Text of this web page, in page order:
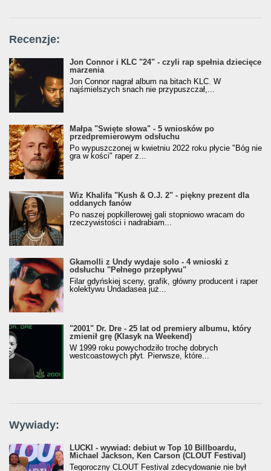
Recenzje:
Jon Connor i KLC "24" - czyli rap spełnia dziecięce
marzenia
Jon Connor nagrał album na bitach KLC. W
najśmielszych snach nie przypuszczał,...
Małpa "Święte słowa" - 5 wniosków po
przedpremierowym odsłuchu
Po wypuszczonej w kwietniu 2022 roku płycie "Bóg nie
gra w kości" raper z...
Wiz Khalifa "Kush & O.J. 2" - piękny prezent dla
oddanych fanów
Po naszej popkillerowej gali stopniowo wracam do
rzeczywistości i nadrabiam...
Gkamolli z Undy wydaje solo - 4 wnioski z
odsłuchu "Pełnego przepływu"
Filar gdyńskiej sceny, grafik, główny producent i raper
kolektywu Undadasea już...
"2001" Dr. Dre - 25 lat od premiery albumu, który
zmienił grę (Klasyk na Weekend)
W 1999 roku powychodziło trochę dobrych
westcoastowych płyt. Pierwsze, które...
Wywiady:
LUCKI - wywiad: debiut w Top 10 Billboardu,
Michael Jackson, Ken Carson (CLOUT Festival)
Tegoroczny CLOUT Festival zdecydowanie nie był